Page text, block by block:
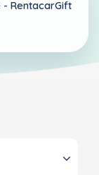
- RentacarGift